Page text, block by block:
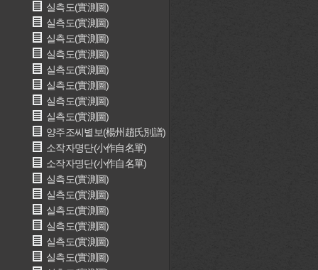
실측도(實測圖)
실측도(實測圖)
실측도(實測圖)
실측도(實測圖)
실측도(實測圖)
실측도(實測圖)
실측도(實測圖)
실측도(實測圖)
양주조씨별보(楊州趙氏別譜)
소작자명단(小作自名單)
소작자명단(小作自名單)
실측도(實測圖)
실측도(實測圖)
실측도(實測圖)
실측도(實測圖)
실측도(實測圖)
실측도(實測圖)